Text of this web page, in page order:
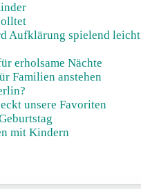
Aufklärung spielend leicht
erholsame Nächte
Familien anstehen
unsere Favoriten
mit Kindern